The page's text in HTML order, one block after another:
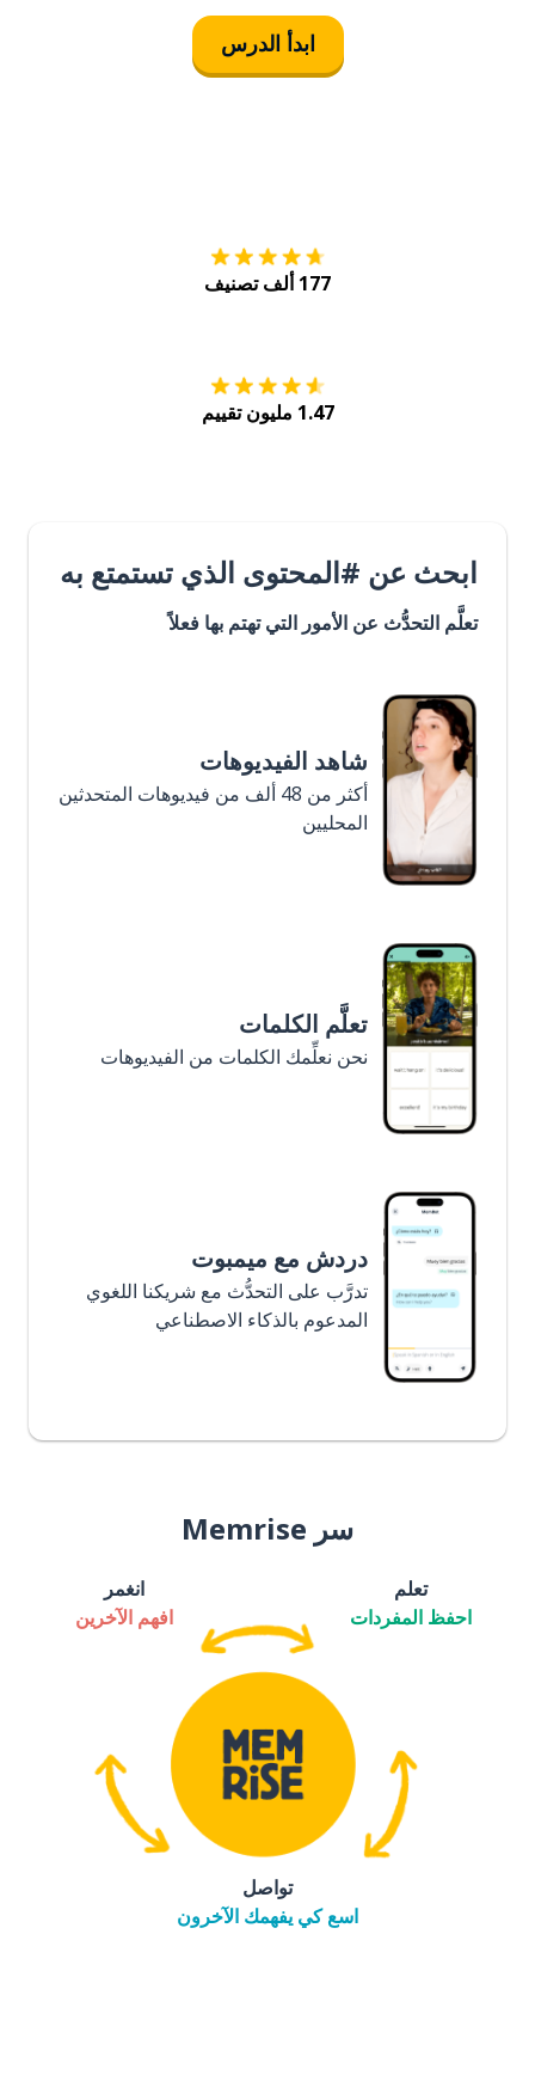
ابدأ الدرس
177 ألف تصنيف
1.47 مليون تقييم
ابحث عن #المحتوى الذي تستمتع به
تعلَّم التحدُّث عن الأمور التي تهتم بها فعلاً
شاهد الفيديوهات
أكثر من 48 ألف من فيديوهات المتحدثين
المحليين
تعلَّم الكلمات
نحن نعلِّمك الكلمات من الفيديوهات
دردش مع ميمبوت
تدرَّب على التحدُّث مع شريكنا اللغوي
المدعوم بالذكاء الاصطناعي
سر Memrise
تعلم
احفظ المفردات
انغمر
افهم الآخرين
تواصل
اسع كي يفهمك الآخرون